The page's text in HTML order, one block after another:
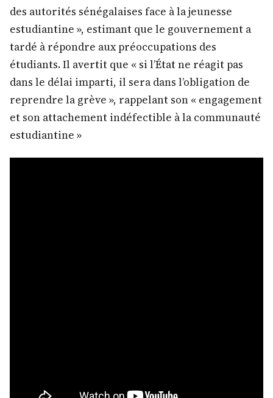
des autorités sénégalaises face à la jeunesse
estudiantine », estimant que le gouvernement a
tardé à répondre aux préoccupations des
étudiants. Il avertit que « si l’État ne réagit pas
dans le délai imparti, il sera dans l’obligation de
reprendre la grève », rappelant son « engagement
et son attachement indéfectible à la communauté
estudiantine »